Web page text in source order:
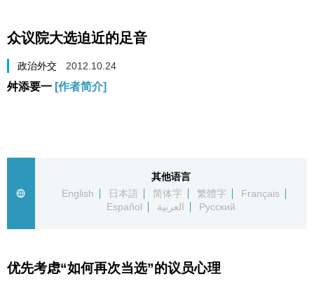
文化
科技
众议院大选迫近的足音
政治外交 2012.10.24
舛添要一 [作者简介]
其他语言
English
日本語 简体字 繁體字
Français
Español
العربية Русский
优先考虑“如何再次当选”的议员心理